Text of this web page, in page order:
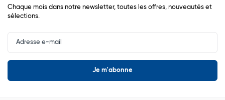
Chaque mois dans notre newsletter, toutes les offres, nouveautés et
sélections.
Input
Newsletter